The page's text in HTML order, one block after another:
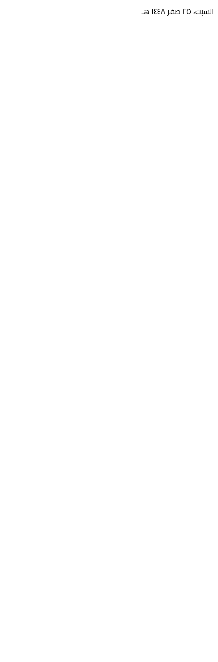
السبت، ٢٥ صفر ١٤٤٨ هـ